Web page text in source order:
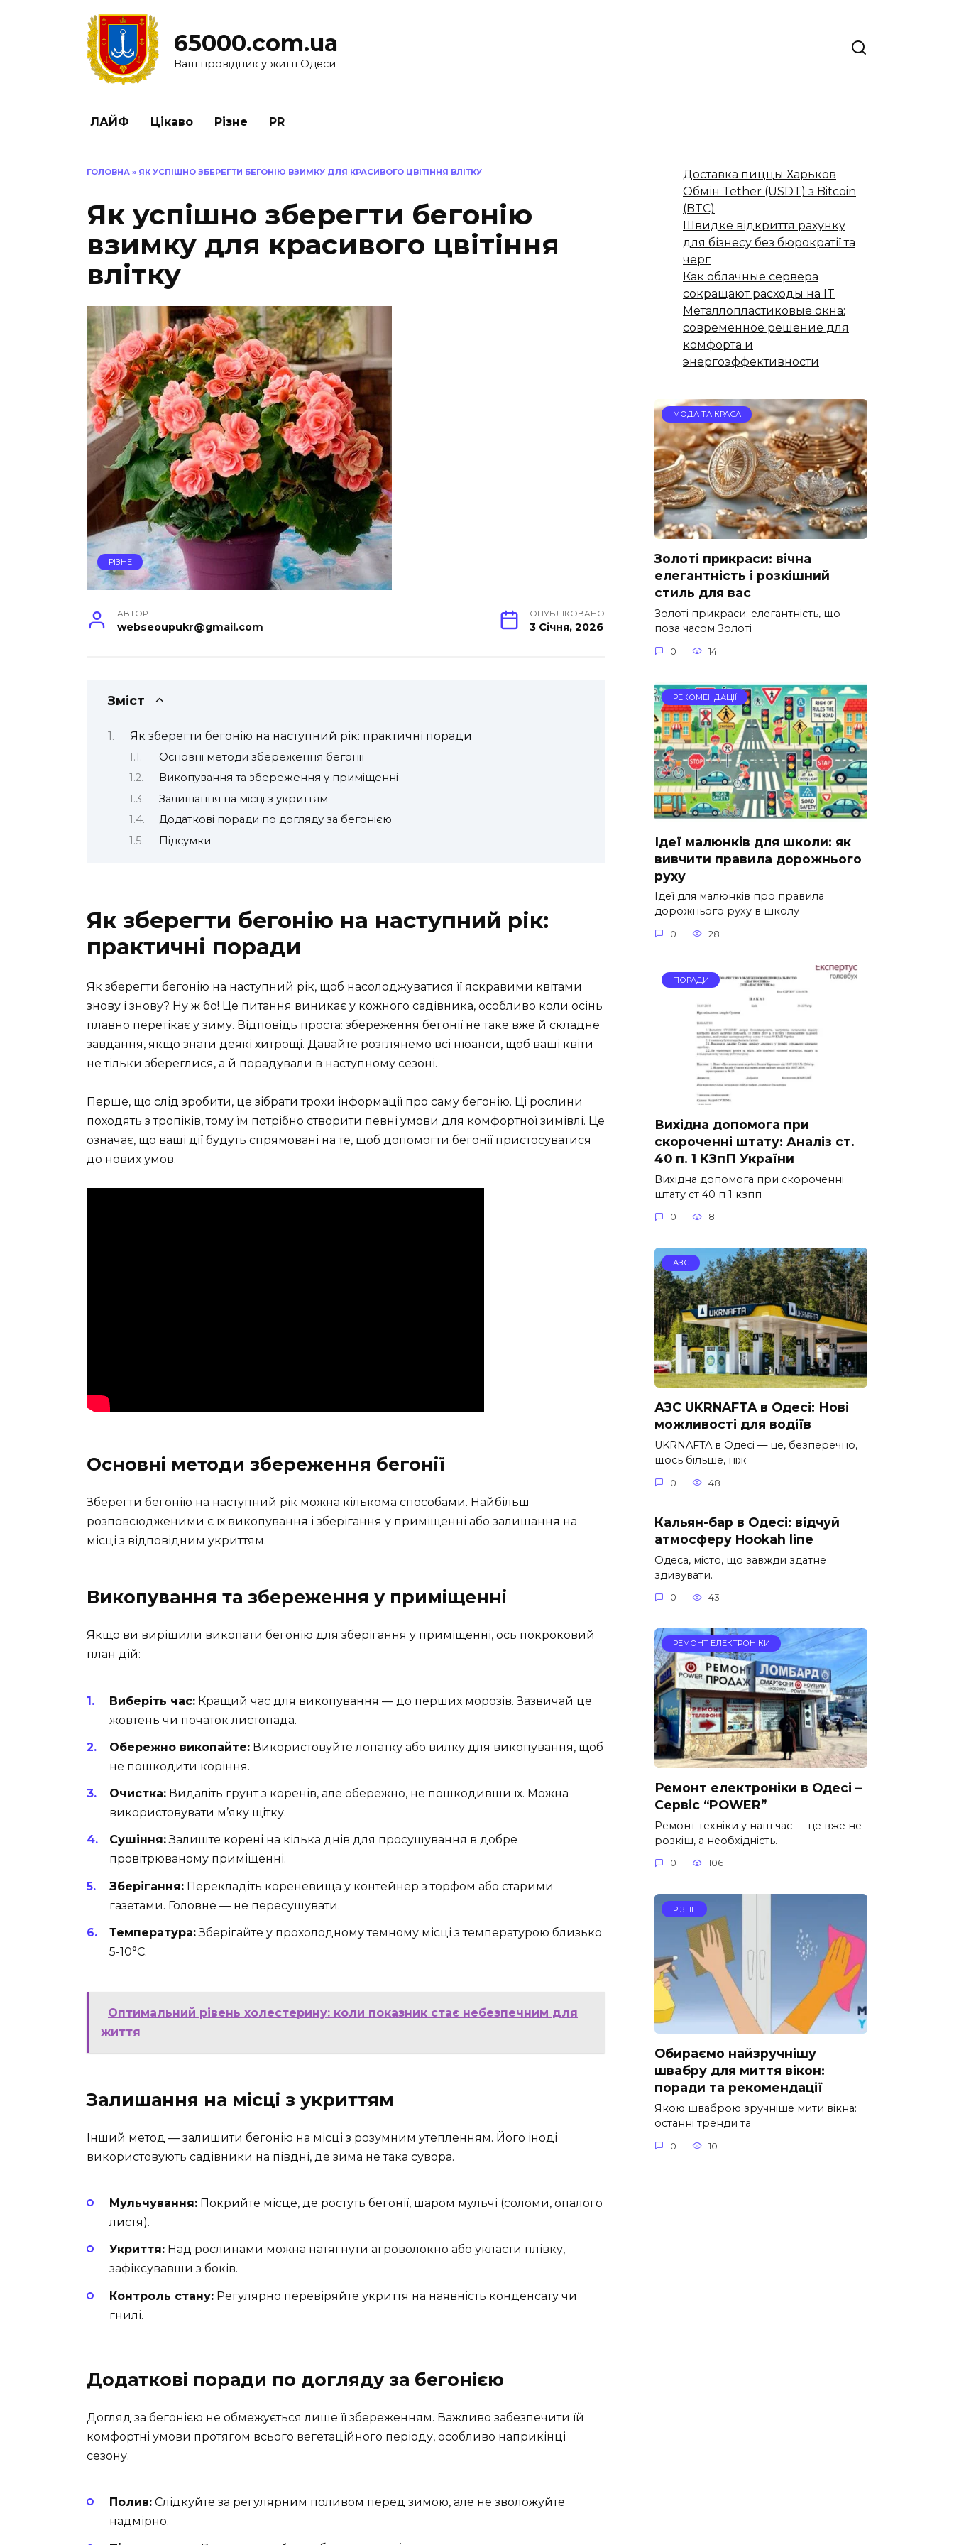
65000.com.ua
Ваш провідник у житті Одеси
ЛАЙФ Цікаво Різне PR
ГОЛОВНА » ЯК УСПІШНО ЗБЕРЕГТИ БЕГОНІЮ ВЗИМКУ ДЛЯ КРАСИВОГО ЦВІТІННЯ ВЛІТКУ
Як успішно зберегти бегонію
взимку для красивого цвітіння
влітку
РІЗНЕ
АВТОР
webseoupukr@gmail.com
ОПУБЛІКОВАНО
3 Січня, 2026
Зміст
Як зберегти бегонію на наступний рік: практичні поради
Основні методи збереження бегонії
Викопування та збереження у приміщенні
Залишання на місці з укриттям
Додаткові поради по догляду за бегонією
Підсумки
Як зберегти бегонію на наступний рік:
практичні поради
Як зберегти бегонію на наступний рік, щоб насолоджуватися її яскравими квітами
знову і знову? Ну ж бо! Це питання виникає у кожного садівника, особливо коли осінь
плавно перетікає у зиму. Відповідь проста: збереження бегонії не таке вже й складне
завдання, якщо знати деякі хитрощі. Давайте розглянемо всі нюанси, щоб ваші квіти
не тільки збереглися, а й порадували в наступному сезоні.
Перше, що слід зробити, це зібрати трохи інформації про саму бегонію. Ці рослини
походять з тропіків, тому їм потрібно створити певні умови для комфортної зимівлі. Це
означає, що ваші дії будуть спрямовані на те, щоб допомогти бегонії пристосуватися
до нових умов.
Основні методи збереження бегонії
Зберегти бегонію на наступний рік можна кількома способами. Найбільш
розповсюдженими є їх викопування і зберігання у приміщенні або залишання на
місці з відповідним укриттям.
Викопування та збереження у приміщенні
Якщо ви вирішили викопати бегонію для зберігання у приміщенні, ось покроковий
план дій:
Виберіть час: Кращий час для викопування — до перших морозів. Зазвичай це
жовтень чи початок листопада.
Обережно викопайте: Використовуйте лопатку або вилку для викопування, щоб
не пошкодити коріння.
Очистка: Видаліть грунт з коренів, але обережно, не пошкодивши їх. Можна
використовувати м’яку щітку.
Сушіння:Залиште корені на кілька днів для просушування в добре
провітрюваному приміщенні.
Зберігання: Перекладіть кореневища у контейнер з торфом або старими
газетами. Головне — не пересушувати.
Температура:Зберігайте у прохолодному темному місці з температурою близько
5-10°C.
Оптимальний рівень холестерину: коли показник стає небезпечним для
життя
Залишання на місці з укриттям
Інший метод — залишити бегонію на місці з розумним утепленням. Його іноді
використовують садівники на півдні, де зима не така сувора.
Мульчування: Покрийте місце, де ростуть бегонії, шаром мульчі (соломи, опалого
листя).
Укриття: Над рослинами можна натягнути агроволокно або укласти плівку,
зафіксувавши з боків.
Контроль стану: Регулярно перевіряйте укриття на наявність конденсату чи
гнилі.
Додаткові поради по догляду за бегонією
Догляд за бегонією не обмежується лише її збереженням. Важливо забезпечити їй
комфортні умови протягом всього вегетаційного періоду, особливо наприкінці
сезону.
Полив: Слідкуйте за регулярним поливом перед зимою, але не зволожуйте
надмірно.
Доставка пиццы Харьков
Обмін Tether (USDT) з Bitcoin
(BTC)
Швидке відкриття рахунку
для бізнесу без бюрократії та
черг
Как облачные сервера
сокращают расходы на IT
Металлопластиковые окна:
современное решение для
комфорта и
энергоэффективности
МОДА ТА КРАСА
Золоті прикраси: вічна
елегантність і розкішний
стиль для вас
Золоті прикраси: елегантність, що
поза часом Золоті
0 14
РЕКОМЕНДАЦІЇ
Ідеї малюнків для школи: як
вивчити правила дорожнього
руху
Ідеї для малюнків про правила
дорожнього руху в школу
0 28
ПОРАДИ
Вихідна допомога при
скороченні штату: Аналіз ст.
40 п. 1 КЗпП України
Вихідна допомога при скороченні
штату ст 40 п 1 кзпп
0 8
АЗС
АЗС UKRNAFTA в Одесі: Нові
можливості для водіїв
UKRNAFTA в Одесі — це, безперечно,
щось більше, ніж
0 48
Кальян-бар в Одесі: відчуй
атмосферу Hookah line
Одеса, місто, що завжди здатне
здивувати.
0 43
РЕМОНТ ЕЛЕКТРОНІКИ
Ремонт електроніки в Одесі –
Сервіс “POWER”
Ремонт техніки у наш час — це вже не
розкіш, а необхідність.
0 106
РІЗНЕ
Обираємо найзручнішу
швабру для миття вікон:
поради та рекомендації
Якою шваброю зручніше мити вікна:
останні тренди та
0 10